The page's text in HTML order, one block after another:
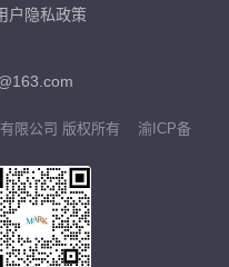
户隐私政策
限公司 版权所有
渝ICP备